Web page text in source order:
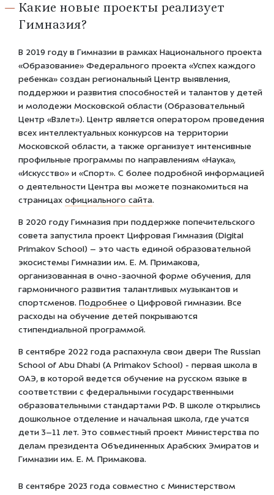
Какие новые проекты реализует
Гимназия?
В 2019 году в Гимназии в рамках Национального проекта
«Образование» Федерального проекта «Успех каждого
ребенка» создан региональный Центр выявления,
поддержки и развития способностей и талантов у детей
и молодежи Московской области (Образовательный
Центр «Взлет»). Центр является оператором проведения
всех интеллектуальных конкурсов на территории
Московской области, а также организует интенсивные
профильные программы по направлениям «Наука»,
«Искусство» и «Спорт». С более подробной информацией
о деятельности Центра вы можете познакомиться на
страницах официального сайта.
В 2020 году Гимназия при поддержке попечительского
совета запустила проект Цифровая Гимназия (Digital
Primakov School) – это часть единой образовательной
экосистемы Гимназии им. Е. М. Примакова,
организованная в очно-заочной форме обучения, для
гармоничного развития талантливых музыкантов и
спортсменов. Подробнее о Цифровой гимназии. Все
расходы на обучение детей покрываются
стипендиальной программой.
В сентябре 2022 года распахнула свои двери The Russian
School of Abu Dhabi (A Primakov School) - первая школа в
ОАЭ, в которой ведется обучение на русском языке в
соответствии с федеральными государственными
образовательными стандартами РФ. В школе открылись
дошкольное отделение и начальная школа, где учатся
дети 3–11 лет. Это совместный проект Министерства по
делам президента Объединенных Арабских Эмиратов и
Гимназии им. Е. М. Примакова.
В сентябре 2023 года совместно с Министерством